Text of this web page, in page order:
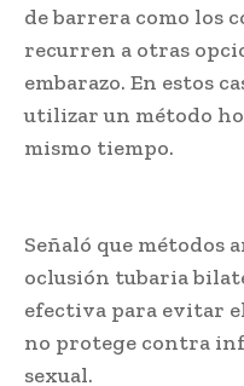
de barrera como los
recurren a otras
embarazo. En estos
utilizar un método
mismo tiempo.
Señaló que métodos
oclusión tubaria
efectiva para evitar
no protege contra
sexual.